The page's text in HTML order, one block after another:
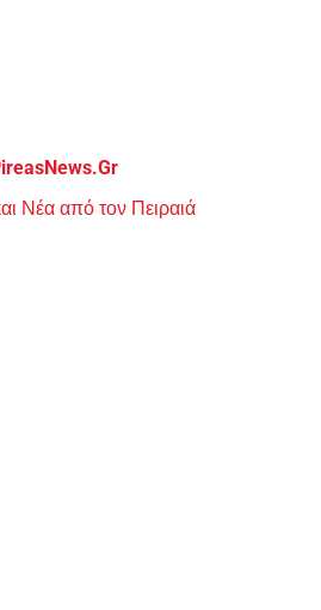
Νέα από τον Πειραιά